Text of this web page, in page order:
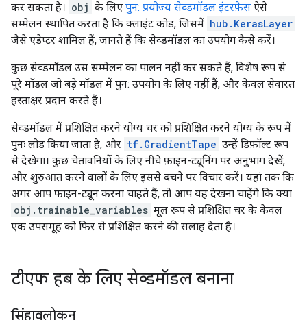
कर सकता है। obj के लिए पुन: प्रयोज्य सेव्डमॉडल इंटरफ़ेस ऐसे
सम्मेलन स्थापित करता है कि क्लाइंट कोड, जिसमें hub.KerasLayer
जैसे एडेप्टर शामिल हैं, जानते हैं कि सेव्डमॉडल का उपयोग कैसे करें।
कुछ सेव्डमॉडल उस सम्मेलन का पालन नहीं कर सकते हैं, विशेष रूप से
पूरे मॉडल जो बड़े मॉडल में पुन: उपयोग के लिए नहीं हैं, और केवल सेवारत
हस्ताक्षर प्रदान करते हैं।
सेव्डमॉडल में प्रशिक्षित करने योग्य चर को प्रशिक्षित करने योग्य के रूप में
पुनः लोड किया जाता है, और tf.GradientTape उन्हें डिफ़ॉल्ट रूप
से देखेगा। कुछ चेतावनियों के लिए नीचे फ़ाइन-ट्यूनिंग पर अनुभाग देखें,
और शुरुआत करने वालों के लिए इससे बचने पर विचार करें। यहां तक ​​कि
अगर आप फाइन-ट्यून करना चाहते हैं, तो आप यह देखना चाहेंगे कि क्या
obj.trainable_variables मूल रूप से प्रशिक्षित चर के केवल
एक उपसमूह को फिर से प्रशिक्षित करने की सलाह देता है।
टीएफ हब के लिए सेव्डमॉडल बनाना
सिंहावलोकन